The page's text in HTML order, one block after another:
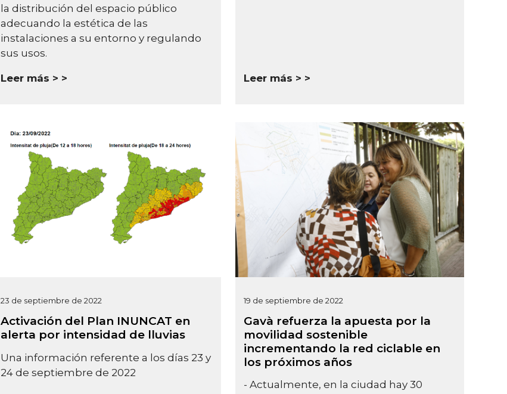
la distribución del espacio público
adecuando la estética de las
instalaciones a su entorno y regulando
sus usos.
Leer más > Leer más >
23 de septiembre de 2022
Activación del Plan INUNCAT en
alerta por intensidad de lluvias
Una información referente a los días 23 y
24 de septiembre de 2022
19 de septiembre de 2022
Gavà refuerza la apuesta por la
movilidad sostenible
incrementando la red ciclable en
los próximos años
- Actualmente, en la ciudad hay 30